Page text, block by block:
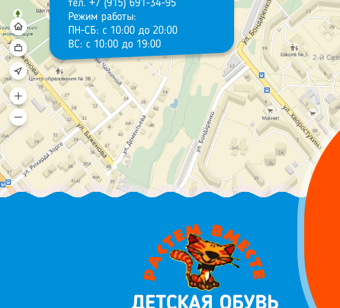
тел. +7 (915) 691-34-95
Режим работы:
ПН-СБ: с 10:00 до 20:00
ВС: с 10:00 до 19:00